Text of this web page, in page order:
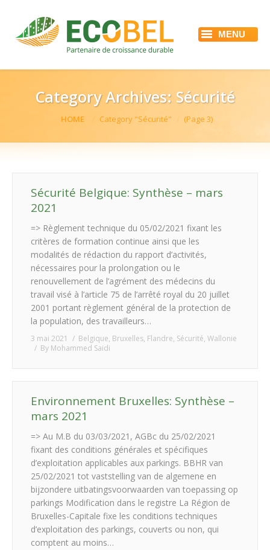
MENU
ACCUEIL
RÉFÉRENCES
ACTUALITÉS
EMPLOI
CONTACT
Category Archives: Sécurité
You are here:HOME Category "Sécurité" (Page 3)
Sécurité Belgique: Synthèse – mars
2021
=> Règlement technique du 05/02/2021 fixant les
critères de formation continue ainsi que les
modalités de rédaction du rapport d’activités,
nécessaires pour la prolongation ou le
renouvellement de l’agrément des médecins du
travail visé à l’article 75 de l’arrêté royal du 20 juillet
2001 portant règlement général de la protection de
la population, des travailleurs…
3 mai 2021 Belgique, Bruxelles, Flandre, Sécurité, Wallonie
By Mohammed Saidi
Environnement Bruxelles: Synthèse –
mars 2021
=> Au M.B du 03/03/2021, AGBc du 25/02/2021
fixant des conditions générales et spécifiques
d’exploitation applicables aux parkings. BBHR van
25/02/2021 tot vaststelling van de algemene en
bijzondere uitbatingsvoorwaarden van toepassing op
parkings Modification dans le registre La Région de
Bruxelles-Capitale fixe les conditions techniques
d’exploitation des parkings, couverts ou non, qui
comptent au moins…